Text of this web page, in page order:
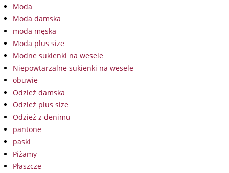
Moda
Moda damska
moda męska
Moda plus size
Modne sukienki na wesele
Niepowtarzalne sukienki na wesele
obuwie
Odzież damska
Odzież plus size
Odzież z denimu
pantone
paski
Piżamy
Płaszcze